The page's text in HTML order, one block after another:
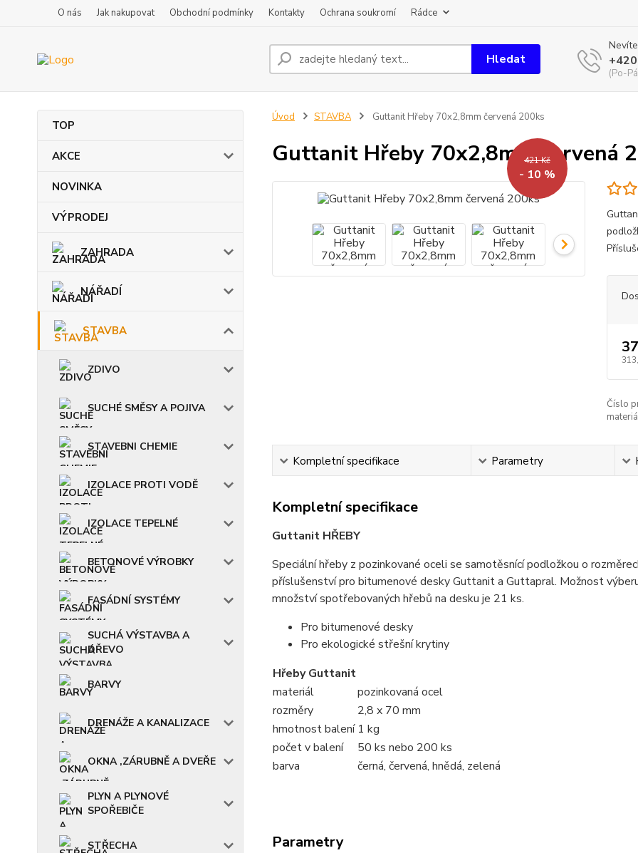
O nás Jak nakupovat Obchodní podmínky Kontakty Ochrana soukromí Rádce
Hledat
(Po-
TOP
AKCE
NOVINKA
VÝPRODEJ
ZAHRADA
NÁŘADÍ
STAVBA
ZDIVO
SUCHÉ SMĚSY A POJIVA
STAVEBNI CHEMIE
IZOLACE PROTI VODĚ
IZOLACE TEPELNÉ
BETONOVÉ VÝROBKY
FASÁDNÍ SYSTÉMY
SUCHÁ VÝSTAVBA A
DŘEVO
BARVY
DRENÁŽE A KANALIZACE
OKNA ,ZÁRUBNĚ A DVEŘE
PLYN A PLYNOVÉ
SPOŘEBIČE
STŘECHA
Úvod STAVBA Guttanit Hřeby 70x2,8mm červená 200ks
Guttanit Hřeby 70x2,8mm červená
421 Kč
- 10 %
Číslo
Kompletní specifikace Parametry
Kompletní specifikace
Guttanit HŘEBY
Speciální hřeby z pozinkované oceli se samotěsnící podložkou o
příslušenství pro bitumenové desky Guttanit a Guttapral. Možnost
množství spotřebovaných hřebů na desku je 21 ks.
Pro bitumenové desky
Pro ekologické střešní krytiny
Hřeby Guttanit
materiál
pozinkovaná ocel
rozměry
2,8 x 70 mm
hmotnost balení 1 kg
počet v balení
50 ks nebo 200 ks
barva
černá, červená, hnědá, zelená
Parametry